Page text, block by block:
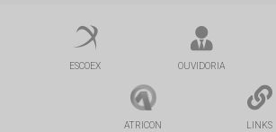
ESCOEX OUVIDORIA
ATRICON LINKS